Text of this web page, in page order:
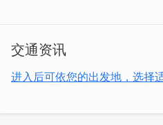
南聚落文化的朋友，主人以退
屋重新散发出亲切且实在的人情
交通资讯
进入后可依您的出发地，选择